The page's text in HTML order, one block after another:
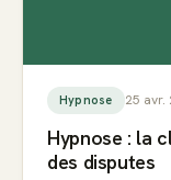
Hypnose 25 avr.
Hypnose : la
des disputes